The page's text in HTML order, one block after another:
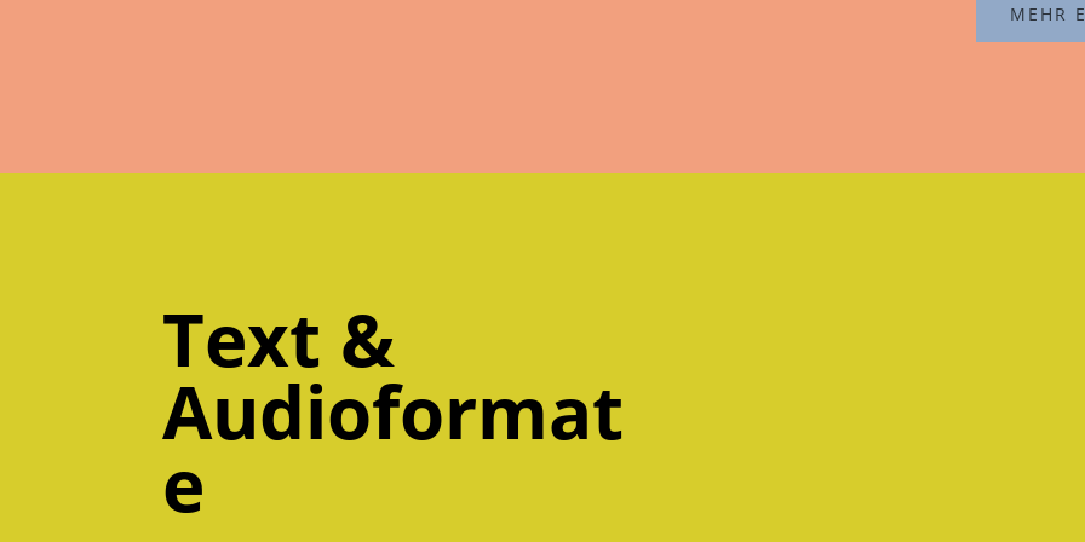
MEHR
Text &
Audioformat
e